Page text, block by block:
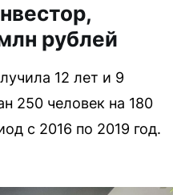
рублей
12 лет и 9
250 человек на 180
с 2016 по 2019 год.